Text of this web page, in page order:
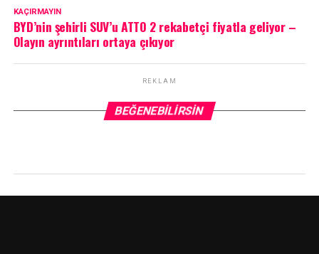
KAÇIRMAYIN
BYD’nin şehirli SUV’u ATTO 2 rekabetçi fiyatla geliyor –
Olayın ayrıntıları ortaya çıkıyor
REKLAM
BEĞENEBILIRSIN